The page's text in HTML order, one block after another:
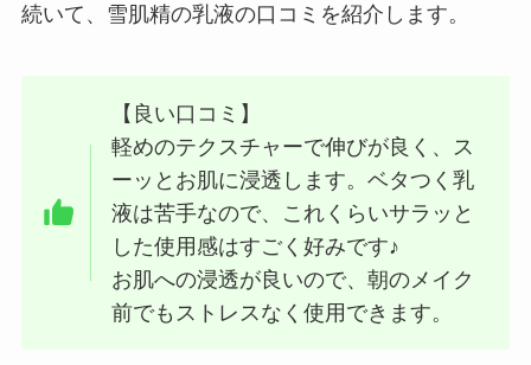
続いて、雪肌精の乳液の口コミを紹介します。
【良い口コミ】
軽めのテクスチャーで伸びが良く、ス
ーッとお肌に浸透します。ベタつく乳
液は苦手なので、これくらいサラッと
した使用感はすごく好みです♪
お肌への浸透が良いので、朝のメイク
前でもストレスなく使用できます。